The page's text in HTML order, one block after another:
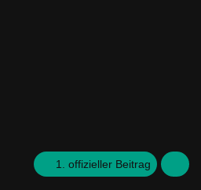
1. offizieller Beitrag